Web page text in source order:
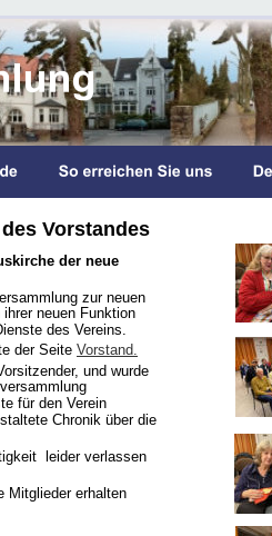
Vorstandes
der neue
zur neuen
neuen Funktion
des Vereins.
der Seite Vorstand.
und wurde
für den Verein
Chronik über die
leider verlassen
Mitglieder erhalten